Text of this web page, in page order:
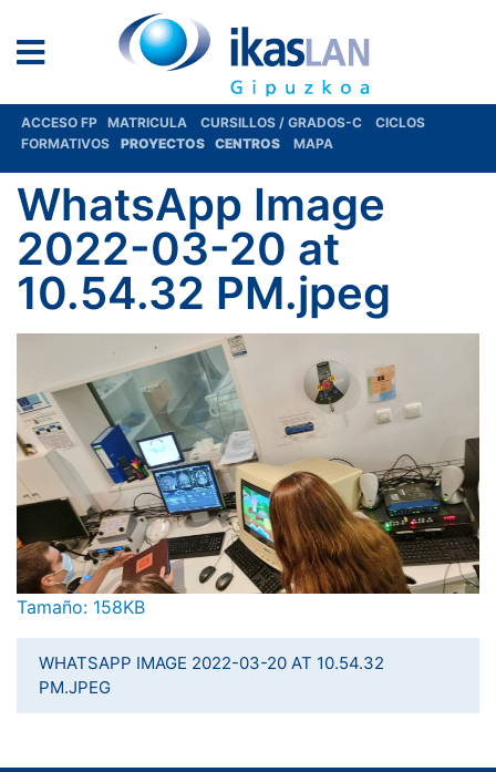
ACCESO FP MATRICULA CURSILLOS / GRADOS-C
CICLOS
FORMATIVOS
PROYECTOS CENTROS MAPA
WhatsApp Image
2022-03-20 at
10.54.32 PM.jpeg
Haga clic aquí para ver la imagen a tamaño completo…
Tamaño: 158KB
WHATSAPP IMAGE 2022-03-20 AT 10.54.32
PM.JPEG